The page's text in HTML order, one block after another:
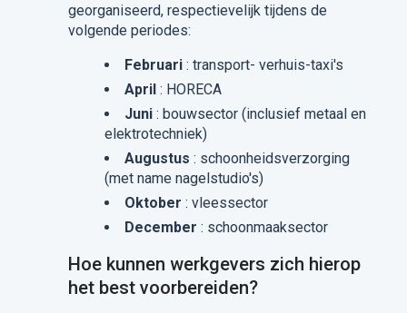
georganiseerd, respectievelijk tijdens de
volgende periodes:
Februari : transport- verhuis-taxi's
April : HORECA
Juni : bouwsector (inclusief metaal en
elektrotechniek)
Augustus : schoonheidsverzorging
(met name nagelstudio's)
Oktober : vleessector
December : schoonmaaksector
Hoe kunnen werkgevers zich hierop
het best voorbereiden?